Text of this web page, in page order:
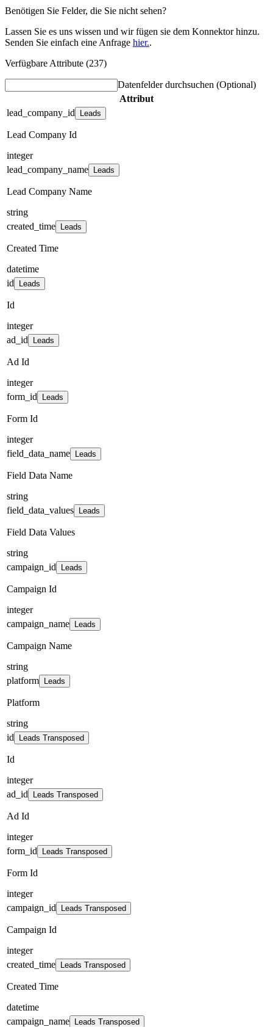
Benötigen Sie Felder, die Sie nicht sehen?
Lassen Sie es uns wissen und wir fügen sie dem Konnektor hinzu.
Senden Sie einfach eine Anfrage hier..
Verfügbare Attribute (237)
Datenfelder durchsuchen (Optional)
Attribut
lead_company_id
Leads
Lead Company Id
integer
lead_company_name
Leads
Lead Company Name
string
created_time
Leads
Created Time
datetime
id
Leads
Id
integer
ad_id
Leads
Ad Id
integer
form_id
Leads
Form Id
integer
field_data_name
Leads
Field Data Name
string
field_data_values
Leads
Field Data Values
string
campaign_id
Leads
Campaign Id
integer
campaign_name
Leads
Campaign Name
string
platform
Leads
Platform
string
id
Leads Transposed
Id
integer
ad_id
Leads Transposed
Ad Id
integer
form_id
Leads Transposed
Form Id
integer
campaign_id
Leads Transposed
Campaign Id
integer
created_time
Leads Transposed
Created Time
datetime
campaign_name
Leads Transposed